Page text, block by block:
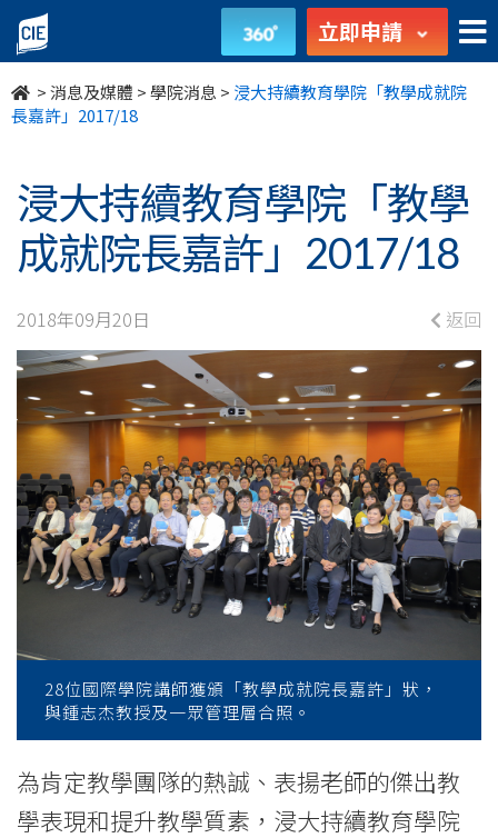
浸
大
持
教
育
學
院
「教
學
成
就
院
長
許」
2017/18
立即申請
>消息及媒體 >學院消息 > 浸大持續教育學院「教學成就院
長嘉許」2017/18
浸大持續教育學院「教學
成就院長嘉許」2017/18
2018年09月20日 返回
28位國際學院講師獲頒「教學成就院長嘉許」狀，
與鍾志杰教授及一眾管理層合照。
為肯定教學團隊的熱誠、表揚老師的傑出教
學表現和提升教學質素，浸大持續教育學院